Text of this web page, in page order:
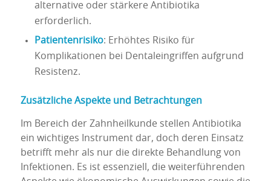
alternative oder stärkere Antibiotika
erforderlich.
Patientenrisiko: Erhöhtes Risiko für
Komplikationen bei Dentaleingriffen aufgrund
Resistenz.
Zusätzliche Aspekte und Betrachtungen
Im Bereich der Zahnheilkunde stellen Antibiotika
ein wichtiges Instrument dar, doch deren Einsatz
betrifft mehr als nur die direkte Behandlung von
Infektionen. Es ist essenziell, die weiterführenden